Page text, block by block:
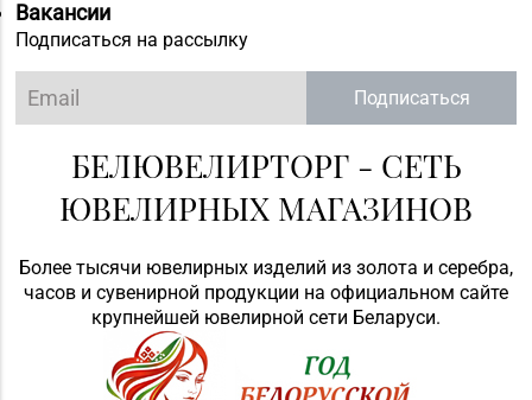
Вакансии
Подписаться на рассылку
Подписаться
БЕЛЮВЕЛИРТОРГ - СЕТЬ
ЮВЕЛИРНЫХ МАГАЗИНОВ
Более тысячи ювелирных изделий из золота и серебра,
часов и сувенирной продукции на официальном сайте
крупнейшей ювелирной сети Беларуси.